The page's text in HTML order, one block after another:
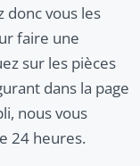
donc vous les
faire une
sur les pièces
dans la page
nous vous
24 heures.